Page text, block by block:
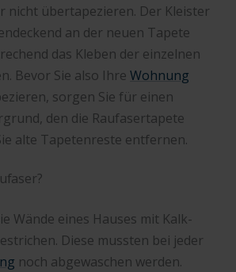
nicht übertapezieren. Der Kleister
an der neuen Tapete
das Kleben der einzelnen
Bevor Sie also Ihre Wohnung
sorgen Sie für einen
den die Raufasertapete
alte Tapetenreste entfernen.
Wände eines Hauses mit Kalk-
Diese mussten bei jeder
noch abgewaschen werden.